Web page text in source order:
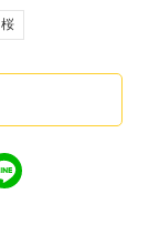
桜